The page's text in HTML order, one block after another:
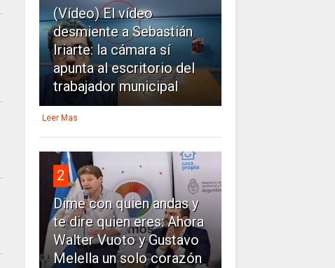
(Vídeo) El vídeo
desmiente a Sebastián
Iriarte: la cámara sí
apunta al escritorio del
trabajador municipal
Leer Mas
2
Dime con quien andas y
te dire quien eres: Ahora
Walter Vuoto y Gustavo
Melella un solo corazón